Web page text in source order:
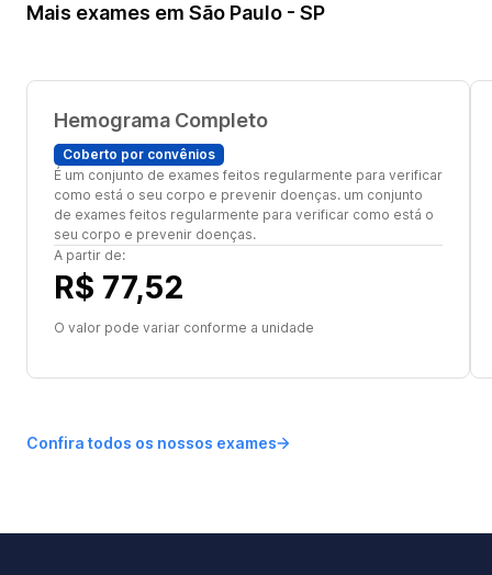
Mais exames em São Paulo - SP
Hemograma Completo
Coberto por convênios
É um conjunto de exames feitos regularmente para verificar
como está o seu corpo e prevenir doenças. um conjunto
de exames feitos regularmente para verificar como está o
seu corpo e prevenir doenças.
A partir de:
R$ 77,52
O valor pode variar conforme a unidade
Confira todos os nossos exames